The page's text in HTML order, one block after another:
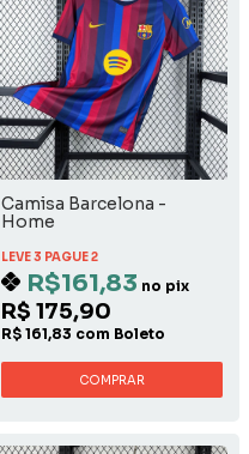
Camisa Barcelona -
Home
LEVE 3 PAGUE 2
R$161,83 no pix
R$ 175,90
R$ 161,83 com Boleto
COMPRAR